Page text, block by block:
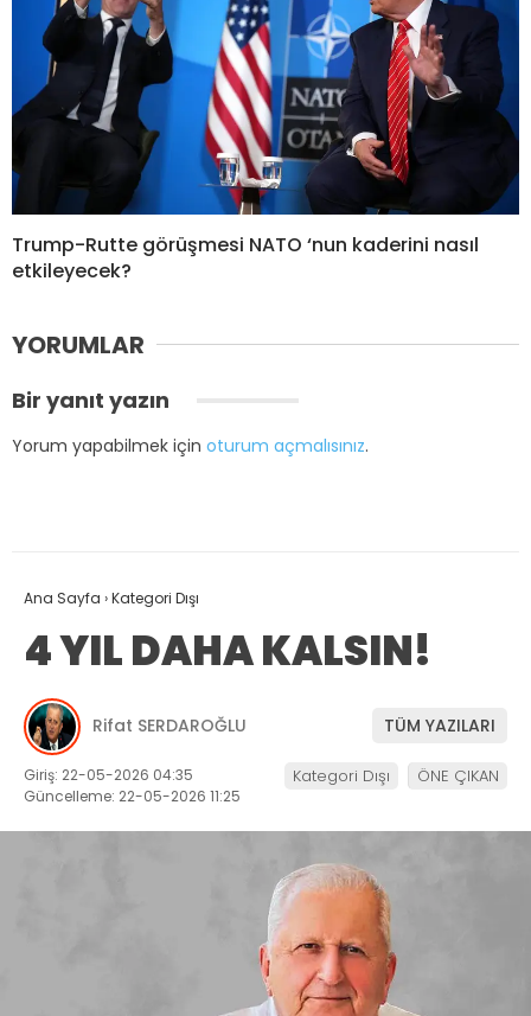
Trump-Rutte görüşmesi NATO ‘nun kaderini nasıl
etkileyecek?
YORUMLAR
Bir yanıt yazın
Yorum yapabilmek için oturum açmalısınız.
Ana Sayfa ›Kategori Dışı
4 YIL DAHA KALSIN!
Rifat SERDAROĞLU TÜM YAZILARI
Giriş: 22-05-2026 04:35
Güncelleme: 22-05-2026 11:25
Kategori Dışı ÖNE ÇIKAN